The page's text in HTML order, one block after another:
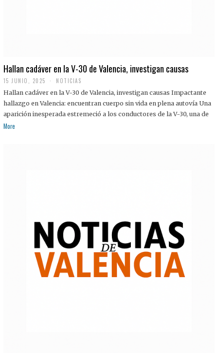
Hallan cadáver en la V-30 de Valencia, investigan causas
15 JUNIO, 2025 NOTICIAS
Hallan cadáver en la V-30 de Valencia, investigan causas Impactante
hallazgo en Valencia: encuentran cuerpo sin vida en plena autovía Una
aparición inesperada estremeció a los conductores de la V-30, una de
More